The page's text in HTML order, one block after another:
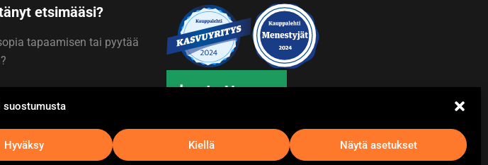
suostumusta
Hyväksy Kiellä Näytä asetukset
etsimääsi?
tapaamisen tai pyytää